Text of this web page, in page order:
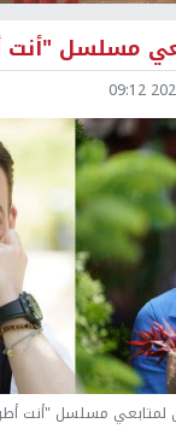
مسلسل "أنت
لمتابعي مسلسل "أنت